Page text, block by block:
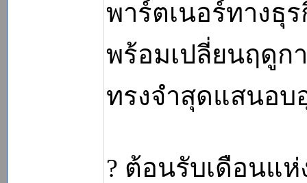
พาร์ตเนอร์ทางธุ
พร้อมเปลี่ยนฤดูก
ทรงจำสุดแสนอบ
? ต้อนรับเดือนแ